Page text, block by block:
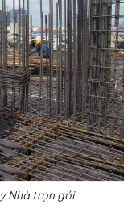
Nhà trọn gói